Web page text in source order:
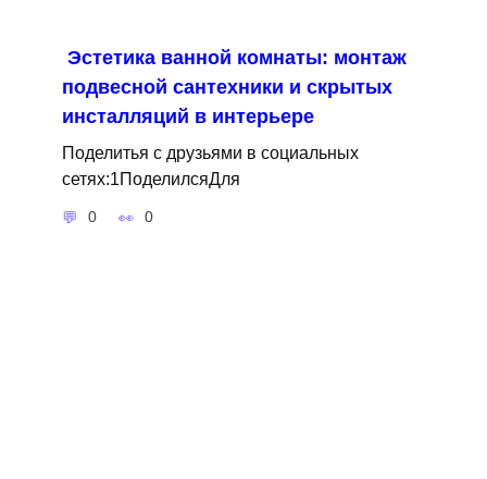
Эстетика ванной комнаты: монтаж
подвесной сантехники и скрытых
инсталляций в интерьере
Поделитья с друзьями в социальных
сетях:1ПоделилсяДля
0 0